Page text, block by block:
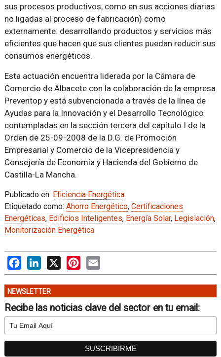
sus procesos productivos, como en sus acciones diarias
no ligadas al proceso de fabricación) como
externamente: desarrollando productos y servicios más
eficientes que hacen que sus clientes puedan reducir sus
consumos energéticos.
Esta actuación encuentra liderada por la Cámara de
Comercio de Albacete con la colaboración de la empresa
Preventop y está subvencionada a través de la línea de
Ayudas para la Innovación y el Desarrollo Tecnológico
contempladas en la sección tercera del capítulo I de la
Orden de 25-09-2008 de la D.G. de Promoción
Empresarial y Comercio de la Vicepresidencia y
Consejería de Economía y Hacienda del Gobierno de
Castilla-La Mancha.
Publicado en: Eficiencia Energética
Etiquetado como: Ahorro Energético, Certificaciones
Energéticas, Edificios Inteligentes, Energía Solar, Legislación,
Monitorización Energética
FacebookLinkedIn
X PinterestEmail
NEWSLETTER
Recibe las noticias clave del sector en tu email: